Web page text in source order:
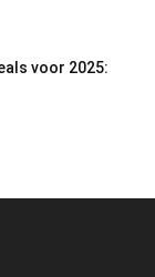
voor 2025: